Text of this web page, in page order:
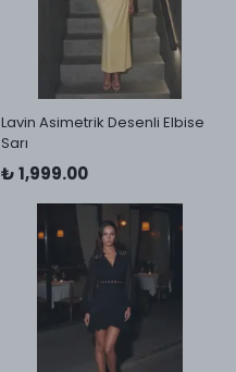
Lavin Asimetrik Desenli Elbise
Sarı
₺ 1,999.00